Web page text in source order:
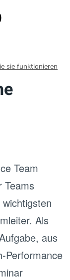
sie funktionieren
Team
Teams
Als
aus
Performance